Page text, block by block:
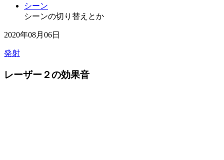
シーン
シーンの切り替えとか
2020年08月06日
発射
レーザー２の効果音